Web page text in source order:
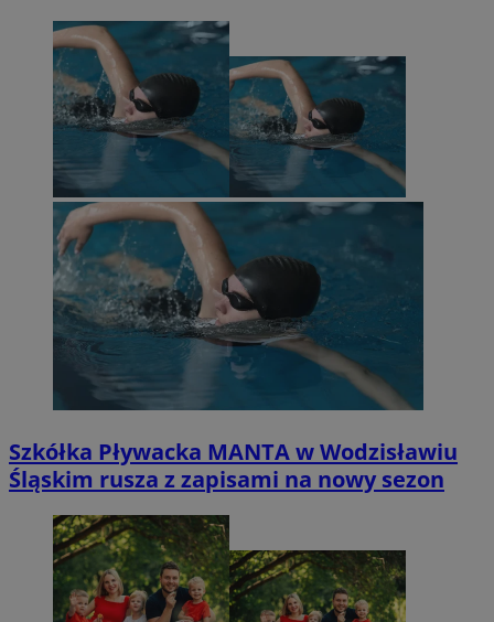
Szkółka Pływacka MANTA w Wodzisławiu
Śląskim rusza z zapisami na nowy sezon